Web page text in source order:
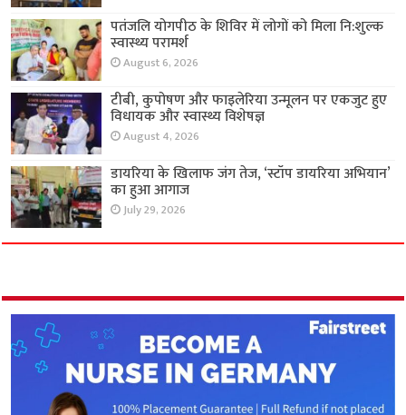
पतंजलि योगपीठ के शिविर में लोगों को मिला नि:शुल्क
स्वास्थ्य परामर्श
August 6, 2026
टीबी, कुपोषण और फाइलेरिया उन्मूलन पर एकजुट हुए
विधायक और स्वास्थ्य विशेषज्ञ
August 4, 2026
डायरिया के खिलाफ जंग तेज, ‘स्टॉप डायरिया अभियान’
का हुआ आगाज
July 29, 2026